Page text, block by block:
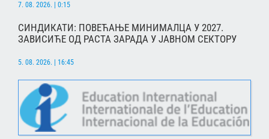
7. 08. 2026. | 0:15
СИНДИКАТИ: ПОВЕЋАЊЕ МИНИМАЛЦА У 2027.
ЗАВИСИЋЕ ОД РАСТА ЗАРАДА У ЈАВНОМ СЕКТОРУ
5. 08. 2026. | 16:45